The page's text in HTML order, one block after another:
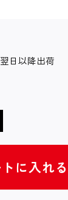
翌日以降出荷